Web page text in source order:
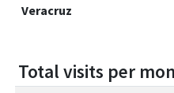
Veracruz
Total visits per